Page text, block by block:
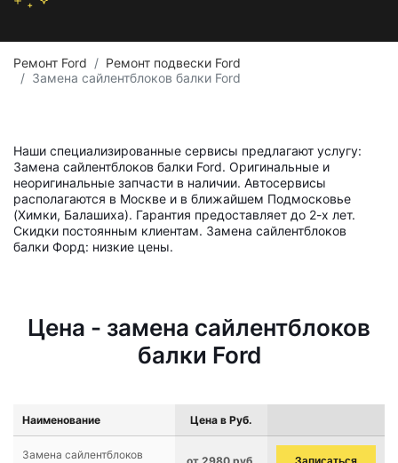
Ремонт Ford
Ремонт подвески Ford
Замена сайлентблоков балки Ford
Наши специализированные сервисы предлагают услугу:
Замена сайлентблоков балки Ford. Оригинальные и
неоригинальные запчасти в наличии. Автосервисы
располагаются в Москве и в ближайшем Подмосковье
(Химки, Балашиха). Гарантия предоставляет до 2-х лет.
Скидки постоянным клиентам. Замена сайлентблоков
балки Форд: низкие цены.
Цена - замена сайлентблоков
балки Ford
Наименование Цена в Руб.
Замена сайлентблоков